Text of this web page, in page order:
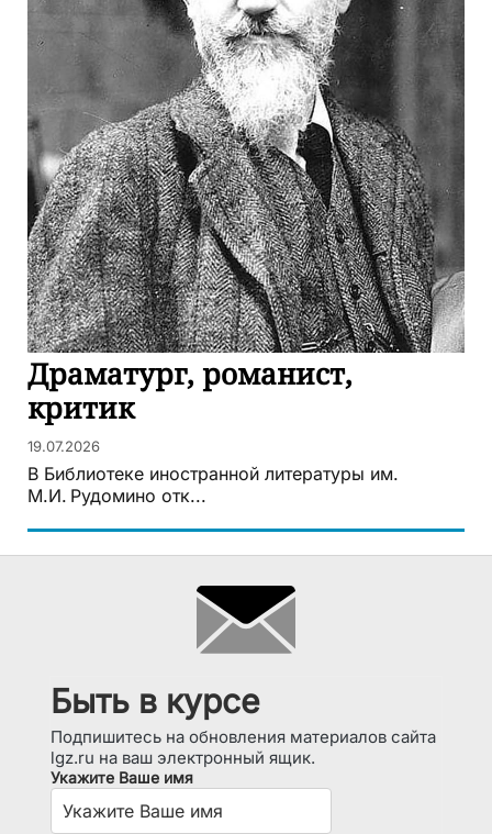
Драматург, романист,
критик
19.07.2026
В Библиотеке иностранной литературы им.
М.И. Рудомино отк...
Быть в курсе
Подпишитесь на обновления материалов сайта
lgz.ru на ваш электронный ящик.
Укажите Ваше имя